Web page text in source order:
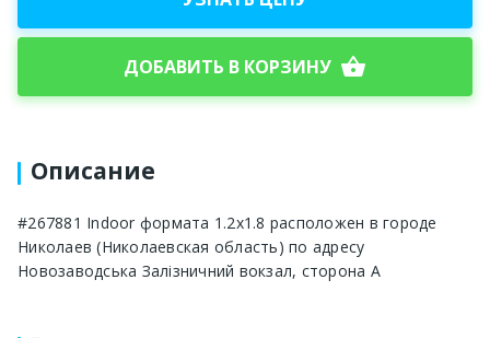
ДОБАВИТЬ В КОРЗИНУ shopping_basket
Описание
#267881 Indoor формата 1.2х1.8 расположен в городе
Николаев (Николаевская область) по адресу
Новозаводська Залізничний вокзал, сторона А